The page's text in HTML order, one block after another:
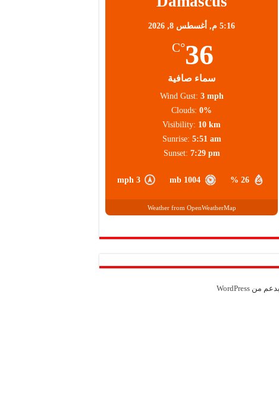
5:16 م, أغسطس 8, 2026
36
°C
سماء صافية
26 %
1004 mb
3 mph
Wind Gust: 3 mph
Clouds: 0%
Visibility: 10 km
Sunrise: 5:51 am
Sunset: 7:29 pm
Weather from OpenWeatherMap
بدعم من WordPress